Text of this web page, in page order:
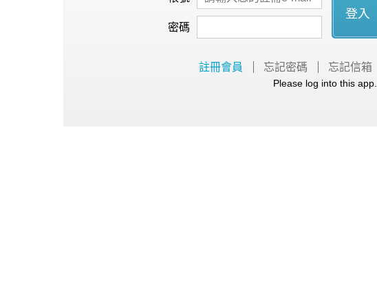
密碼
登入
註冊會員 忘記密碼 忘記信箱
Please log into this app.